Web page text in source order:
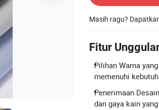
Masih ragu?
Fitur
Pilihan Warna
memenuhi
Penerimaan
dan gaya kain